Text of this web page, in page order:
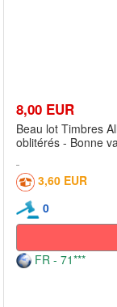
8,00 EUR
Beau lot Timbres
oblitérés - Bonne
3,60 EUR
0
FR - 71***